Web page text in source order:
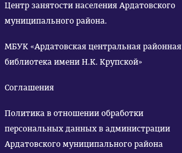
Центр занятости населения Ардатовского
муниципального района.
МБУК «Ардатовская центральная районная
библиотека имени Н.К. Крупской»
Соглашения
Политика в отношении обработки
персональных данных в администрации
Ардатовского муниципального района